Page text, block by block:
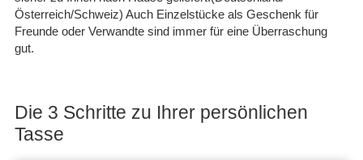
Österreich/Schweiz) Auch Einzelstücke als Geschenk für
Freunde oder Verwandte sind immer für eine Überraschung
gut.
Die 3 Schritte zu Ihrer persönlichen
Tasse